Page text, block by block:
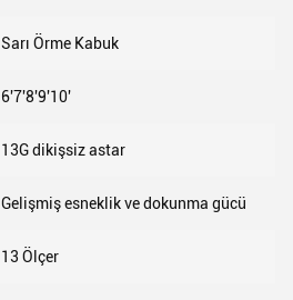
Sarı Örme Kabuk
6'7'8'9'10'
13G dikişsiz astar
Gelişmiş esneklik ve dokunma gücü
13 Ölçer